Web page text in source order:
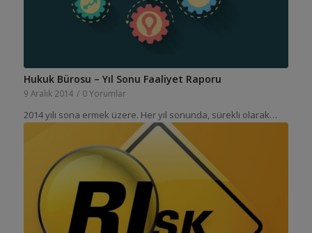
Hukuk Bürosu – Yıl Sonu Faaliyet Raporu
9 Aralık 2014 / 0 Yorumlar
2014 yılı sona ermek üzere. Her yıl sonunda, sürekli olarak…